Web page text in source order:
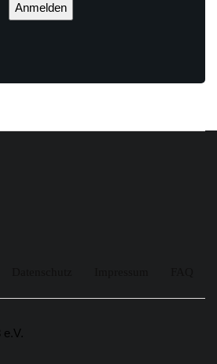
Anmelden
e.V.